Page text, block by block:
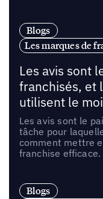
Blogs
Les marques de
Les avis sont
franchisés, et
utilisent le
Les avis sont le
tâche pour
comment mettre
franchise efficace.
Blogs